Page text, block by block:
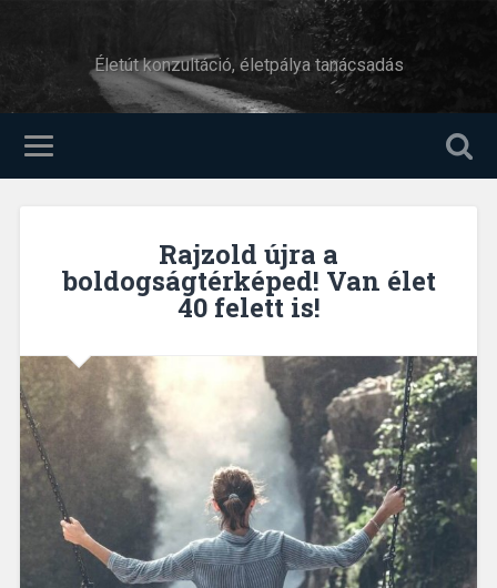
Életút konzultáció, életpálya tanácsadás
Rajzold újra a
boldogságtérképed! Van élet
40 felett is!